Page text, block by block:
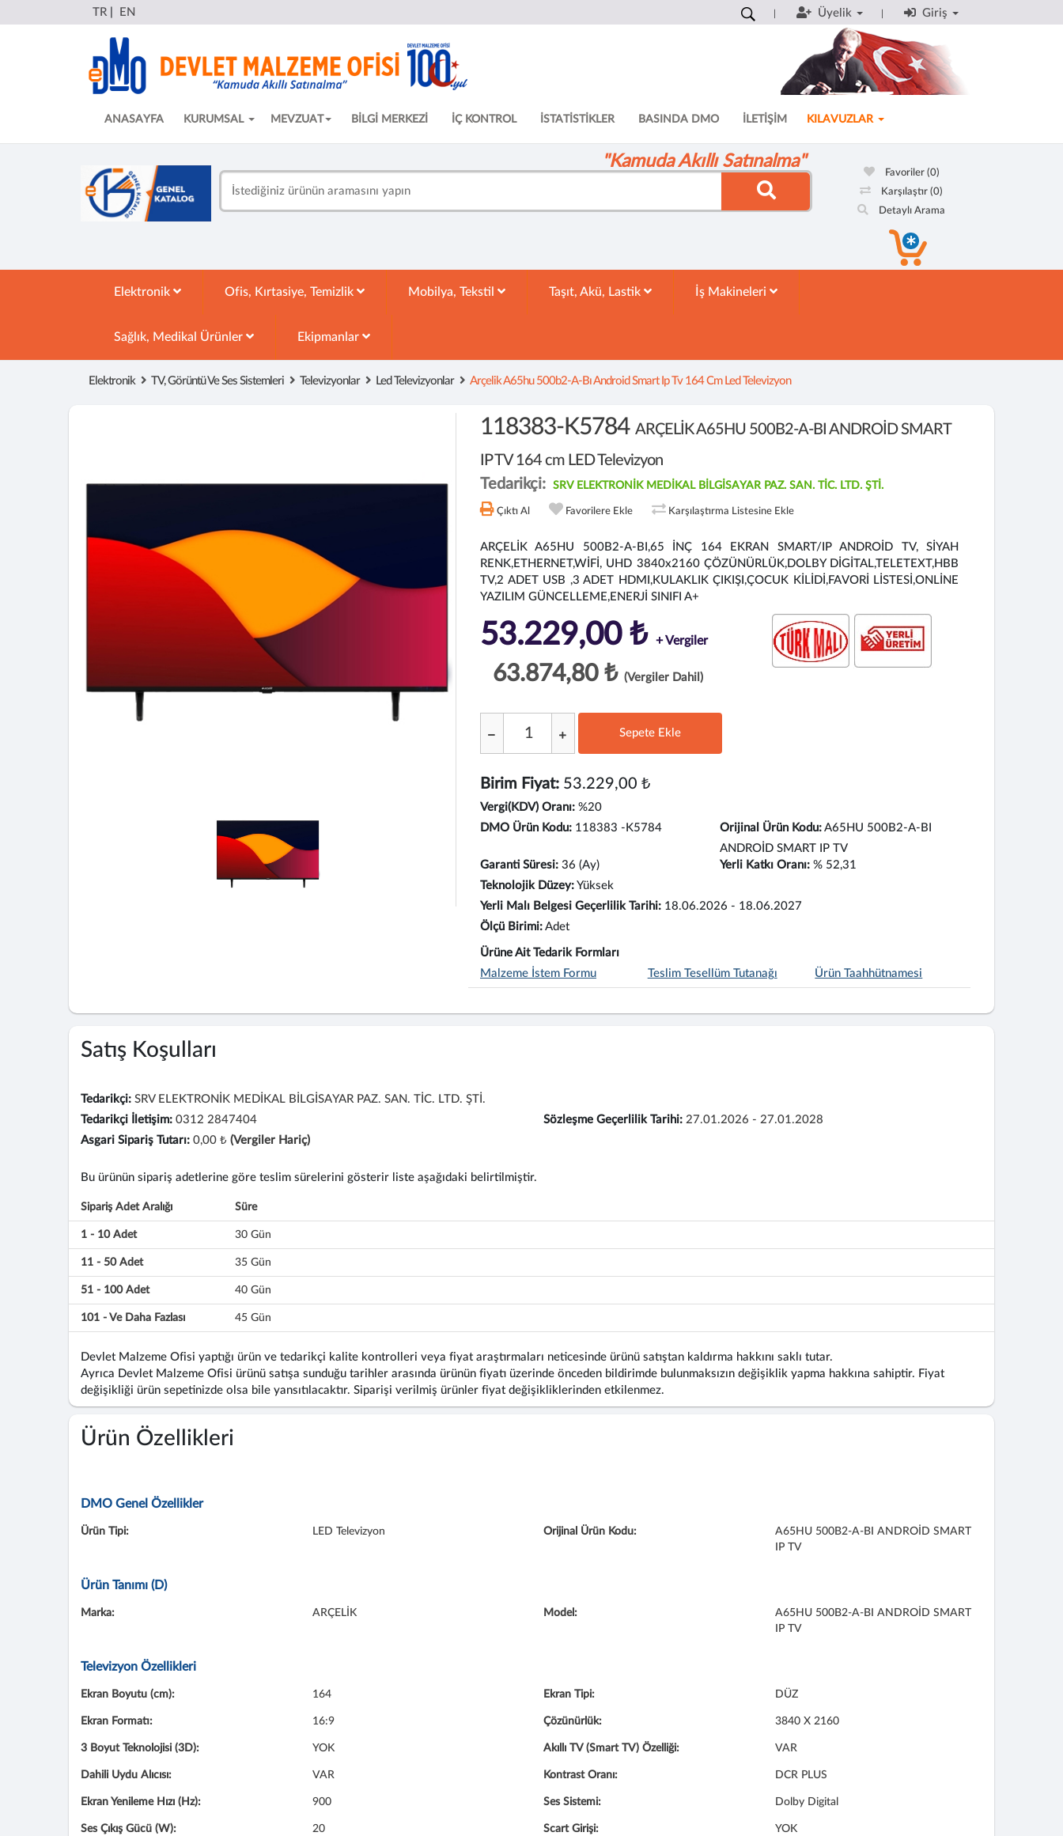
TR EN Üyelik Giriş
ANASAYFA KURUMSAL MEVZUAT BİLGİ MERKEZİ İÇ KONTROL İSTATİSTİKLER BASINDA DMO İLETİŞİM KILAVUZLAR
"Kamuda Akıllı Satınalma"
Favoriler (0)
Karşılaştır (0)
Detaylı Arama
Elektronik Ofis, Kırtasiye, Temizlik Mobilya, Tekstil Taşıt, Akü, Lastik İş Makineleri
Sağlık, Medikal Ürünler Ekipmanlar
Elektronik TV, Görüntü Ve Ses Sistemleri Televizyonlar Led Televizyonlar Arçelik A65hu 500b2-A-Bı Android Smart Ip Tv 164 Cm Led Televizyon
118383-K5784 ARÇELİK A65HU 500B2-A-BI ANDROİD SMART
IP TV 164 cm LED Televizyon
Tedarikçi:
SRV ELEKTRONİK MEDİKAL BİLGİSAYAR PAZ. SAN. TİC. LTD. ŞTİ.
Çıktı Al Favorilere Ekle Karşılaştırma Listesine Ekle
ARÇELİK A65HU 500B2-A-BI,65 İNÇ 164 EKRAN SMART/IP ANDROİD TV, SİYAH
RENK,ETHERNET,WİFİ, UHD 3840x2160 ÇÖZÜNÜRLÜK,DOLBY DİGİTAL,TELETEXT,HBB
TV,2 ADET USB ,3 ADET HDMI,KULAKLIK ÇIKIŞI,ÇOCUK KİLİDİ,FAVORİ LİSTESİ,ONLİNE
YAZILIM GÜNCELLEME,ENERJİ SINIFI A+
53.229,00 ₺ + Vergiler
63.874,80 ₺ (Vergiler Dahil)
Sepete Ekle
Birim Fiyat: 53.229,00 ₺
Vergi(KDV) Oranı: %20
DMO Ürün Kodu: 118383 -K5784 Orijinal Ürün Kodu: A65HU 500B2-A-BI
ANDROİD SMART IP TV
Garanti Süresi: 36 (Ay) Yerli Katkı Oranı: % 52,31
Teknolojik Düzey: Yüksek
Yerli Malı Belgesi Geçerlilik Tarihi: 18.06.2026 - 18.06.2027
Ölçü Birimi: Adet
Ürüne Ait Tedarik Formları
Malzeme İstem Formu
Teslim Tesellüm Tutanağı Ürün Taahhütnamesi
Satış Koşulları
Tedarikçi: SRV ELEKTRONİK MEDİKAL BİLGİSAYAR PAZ. SAN. TİC. LTD. ŞTİ.
Tedarikçi İletişim: 0312 2847404 Sözleşme Geçerlilik Tarihi: 27.01.2026 - 27.01.2028
Asgari Sipariş Tutarı: 0,00 ₺ (Vergiler Hariç)
Bu ürünün sipariş adetlerine göre teslim sürelerini gösterir liste aşağıdaki belirtilmiştir.
Sipariş Adet Aralığı Süre
1 - 10 Adet 30 Gün
11 - 50 Adet 35 Gün
51 - 100 Adet 40 Gün
101 - Ve Daha Fazlası 45 Gün
Devlet Malzeme Ofisi yaptığı ürün ve tedarikçi kalite kontrolleri veya fiyat araştırmaları neticesinde ürünü satıştan kaldırma hakkını saklı tutar.
Ayrıca Devlet Malzeme Ofisi ürünü satışa sunduğu tarihler arasında ürünün fiyatı üzerinde önceden bildirimde bulunmaksızın değişiklik yapma hakkına sahiptir. Fiyat
değişikliği ürün sepetinizde olsa bile yansıtılacaktır. Siparişi verilmiş ürünler fiyat değişikliklerinden etkilenmez.
Ürün Özellikleri
DMO Genel Özellikler
Ürün Tipi: LED Televizyon Orijinal Ürün Kodu:
A65HU 500B2-A-BI ANDROİD SMART
IP TV
Ürün Tanımı (D)
Marka: ARÇELİK Model:
A65HU 500B2-A-BI ANDROİD SMART
IP TV
Televizyon Özellikleri
Ekran Boyutu (cm): 164 Ekran Tipi: DÜZ
Ekran Formatı: 16:9 Çözünürlük: 3840 X 2160
3 Boyut Teknolojisi (3D): YOK Akıllı TV (Smart TV) Özelliği: VAR
Dahili Uydu Alıcısı: VAR Kontrast Oranı: DCR PLUS
Ekran Yenileme Hızı (Hz): 900 Ses Sistemi: Dolby Digital
Ses Çıkış Gücü (W): 20 Scart Girişi: YOK